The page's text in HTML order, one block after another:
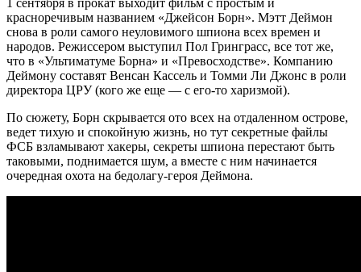
красноречивым названием «Джейсон Борн». Мэтт Деймон
снова в роли самого неуловимого шпиона всех времен и
народов. Режиссером выступил Пол Гринграсс, все тот же,
что в «Ультиматуме Борна» и «Превосходстве». Компанию
Деймону составят Венсан Кассель и Томми Ли Джонс в роли
директора ЦРУ (кого же еще — с его-то харизмой).
По сюжету, Борн скрывается ото всех на отдаленном острове,
ведет тихую и спокойную жизнь, но тут секретные файлы
ФСБ взламывают хакеры, секреты шпиона перестают быть
таковыми, поднимается шум, а вместе с ним начинается
очередная охота на бедолагу-героя Деймона.